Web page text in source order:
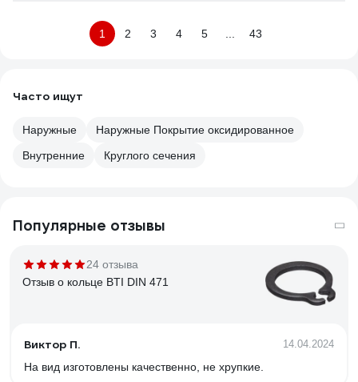
1 2 3 4 5 43
Часто ищут
Наружные
Наружные Покрытие оксидированное
Внутренние
Круглого сечения
Популярные отзывы
24 отзыва
Отзыв о кольце BTI DIN 471
Виктор П. 14.04.2024
На вид изготовлены качественно, не хрупкие.